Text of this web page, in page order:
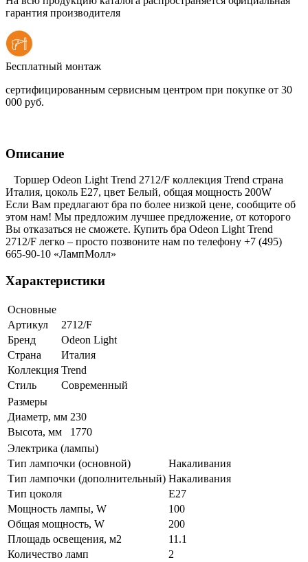
гарантия производителя
Бесплатный монтаж
сертифицированным сервисным центром при покупке от 30
000 руб.
Описание
Торшер Odeon Light Trend 2712/F коллекция Trend страна
Италия, цоколь E27, цвет Белый, общая мощность 200W
Если Вам предлагают бра по более низкой цене, сообщите об
этом нам! Мы предложим лучшее предложение, от которого
Вы отказаться не сможете. Купить бра Odeon Light Trend
2712/F легко – просто позвоните нам по телефону +7 (495)
665-90-10 «ЛампМолл»
Характеристики
Основные
Артикул
2712/F
Бренд
Odeon Light
Страна
Италия
Коллекция Trend
Стиль
Современный
Размеры
Диаметр, мм 230
Высота, мм
1770
Электрика (лампы)
Тип лампочки (основной)
Накаливания
Тип лампочки (дополнительный) Накаливания
Тип цоколя
E27
Мощность лампы, W
100
Общая мощность, W
200
Площадь освещения, м2
11.1
Количество ламп
2